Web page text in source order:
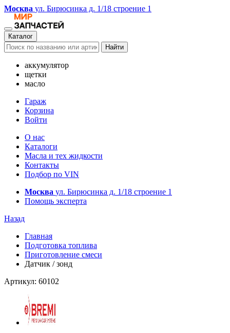
Москва ул. Бирюсинка д. 1/18 строение 1
Каталог
Найти
аккумулятор
щетки
масло
Гараж
Корзина
Войти
О нас
Каталоги
Масла и тех жидкости
Контакты
Подбор по VIN
Москва ул. Бирюсинка д. 1/18 строение 1
Помощь эксперта
Назад
Главная
Подготовка топлива
Приготовление смеси
Датчик / зонд
Артикул: 60102